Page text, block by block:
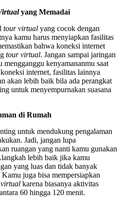
yang Memadai
tour virtual yang cocok dengan
kamu harus menyiapkan fasilitas
bahwa koneksi internet
tour virtual. Jangan sampai jaringan
mengganggu kenyamananmu saat
internet, fasilitas lainnya
akan lebih baik bila ada perangkat
untuk menyempurnakan suasana
di Rumah
untuk mendukung pengalaman
Jadi, jangan lupa
ruangan yang nanti kamu gunakan
lebih baik jika kamu
yang luas dan tidak banyak
juga bisa mempersiapkan
karena biasanya aktivitas
60 hingga 120 menit.